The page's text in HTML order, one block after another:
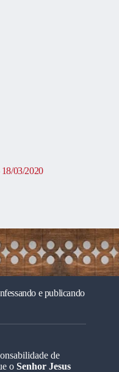
03/2020
e publicando
de
o Senhor Jesus